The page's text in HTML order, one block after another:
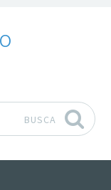
BUSCA